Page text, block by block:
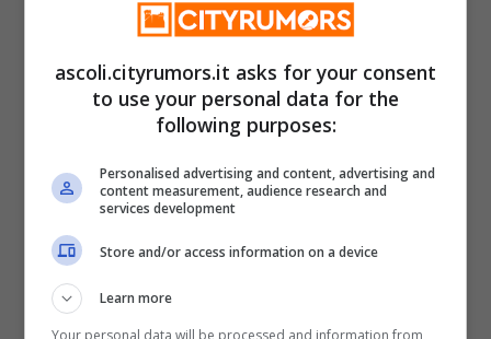
delle risate.
“Perché la risata, udite udite, unisce tutte
più bella che abbiamo in questa vita, sono
proprio gli altri! Oddio, non proprio tutti,
eh…»
ascoli.cityrumors.it asks for your consent
to use your personal data for the
following purposes:
Personalised advertising and content, advertising and
content measurement, audience research and
services development
Store and/or access information on a device
Learn more
Your personal data will be processed and information from